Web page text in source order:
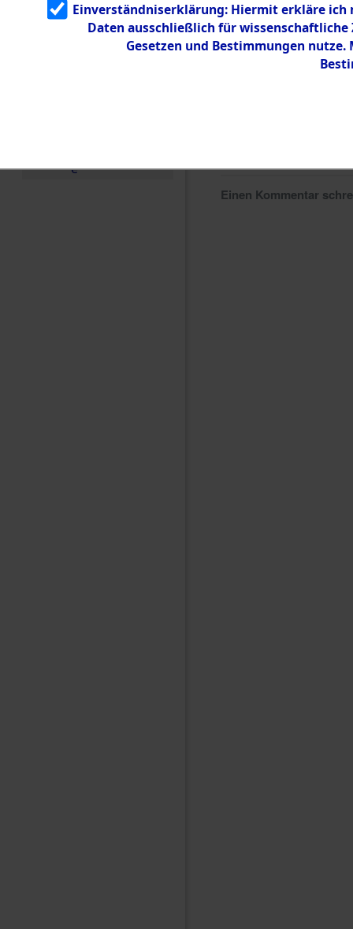
g
5.3.3
Todesmärsch
e
Einen Kommentar
Einverständniserklärung: Hiermit erkläre ich
Daten ausschließlich für
Gesetzen und Bestimmungen